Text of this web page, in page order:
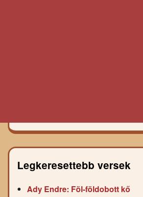
Legkeresettebb versek
Ady Endre: Föl-földobott kő